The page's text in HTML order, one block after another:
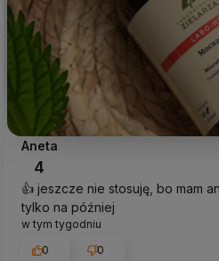
Aneta
4
👍️ jeszcze nie stosuję, bo mam
tylko na później
w tym tygodniu
0
0